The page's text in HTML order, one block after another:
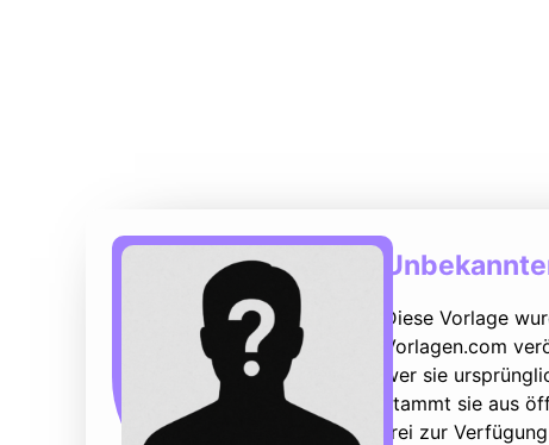
Diese Vorlage
Vorlagen.com
wer sie
stammt sie aus
frei zur